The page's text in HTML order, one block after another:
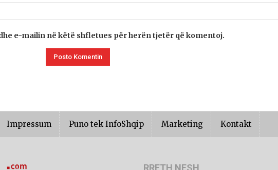
e-mailin në këtë shfletues për herën tjetër që komentoj.
Impressum Puno tek InfoShqip Marketing Kontakt
RRETH NESH